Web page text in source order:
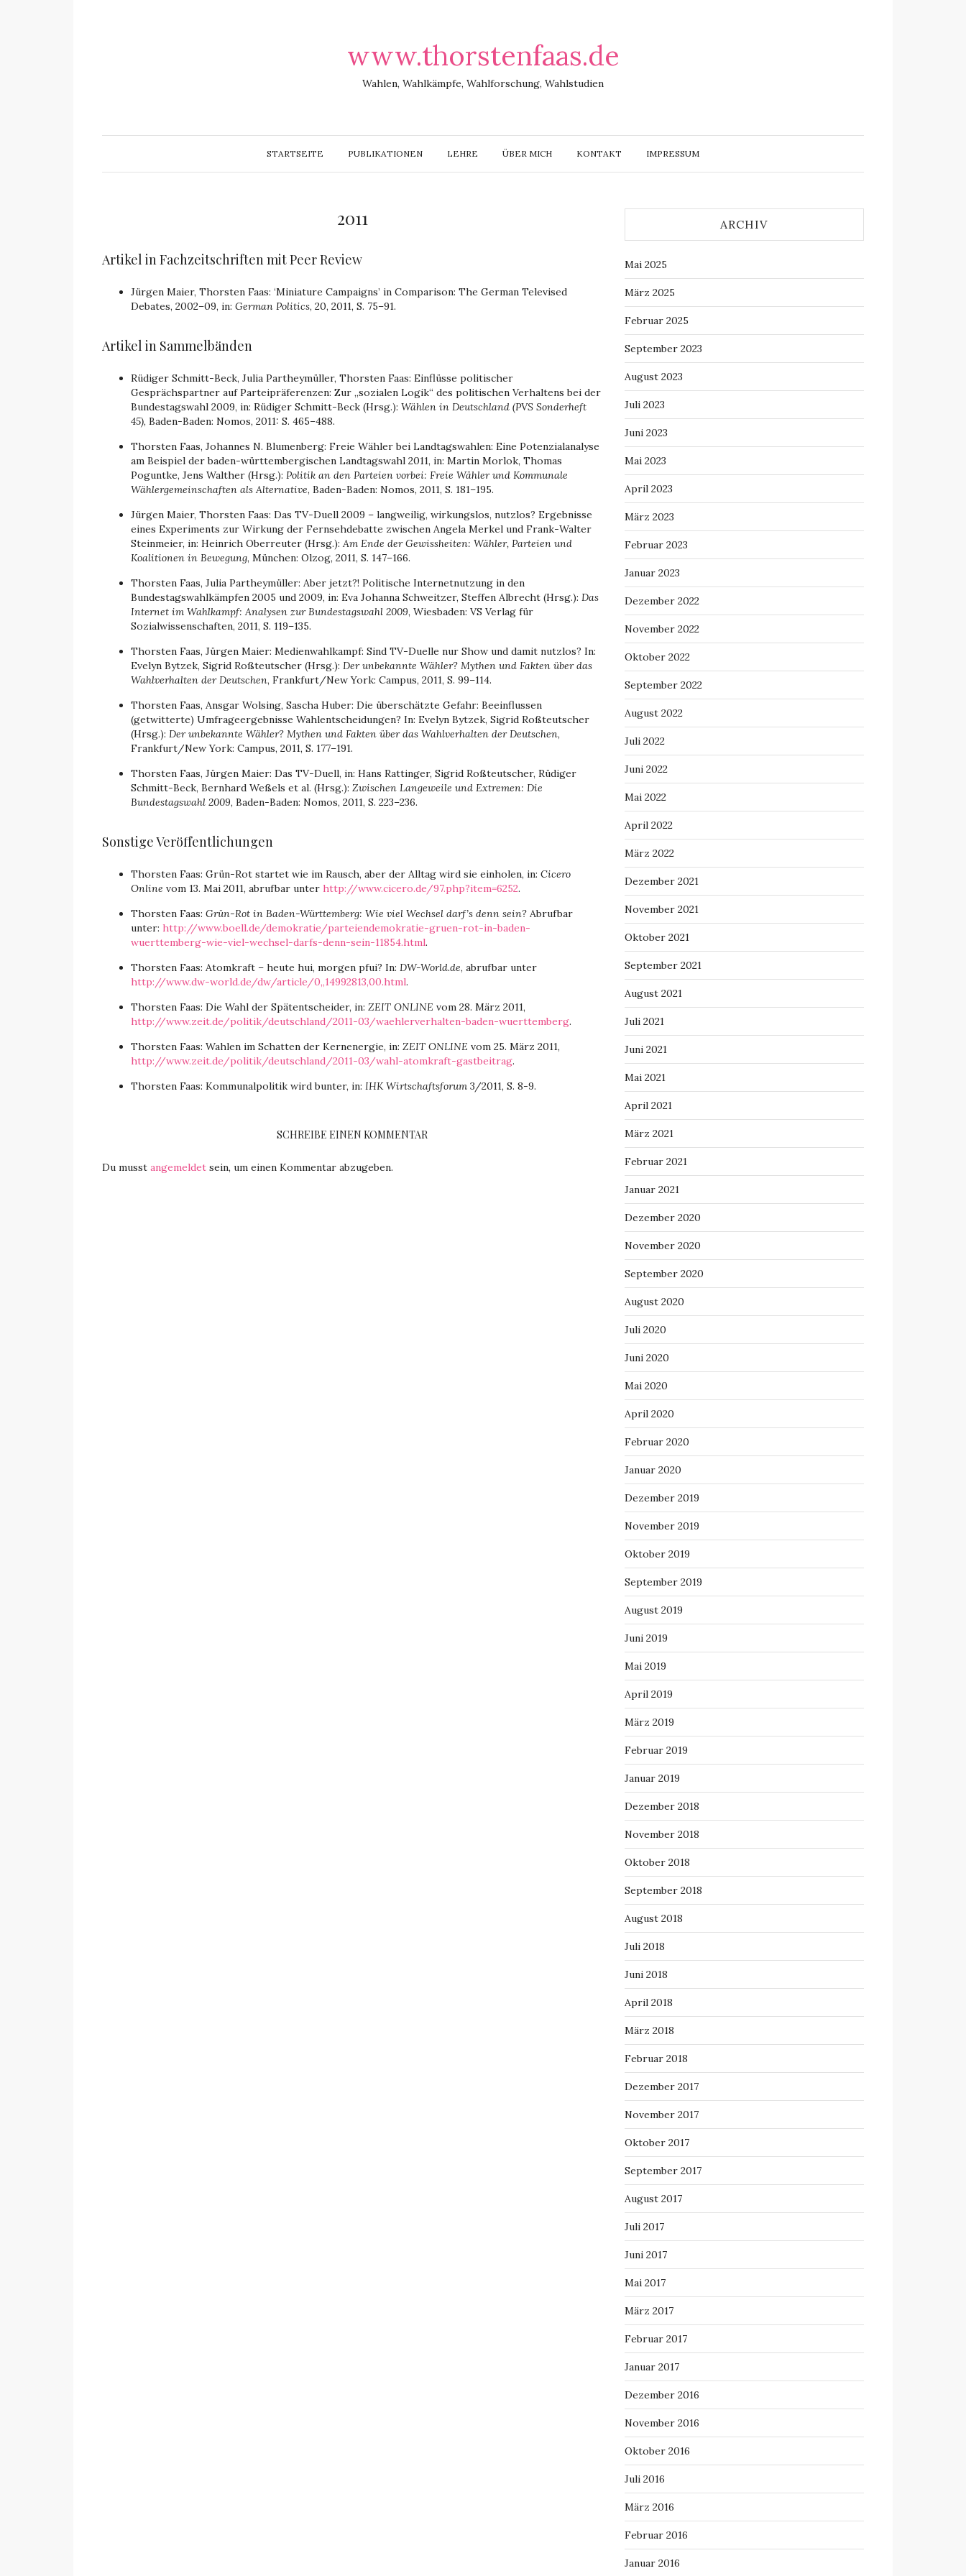
www.thorstenfaas.de
Wahlen, Wahlkämpfe, Wahlforschung, Wahlstudien
STARTSEITE PUBLIKATIONEN LEHRE ÜBER MICH KONTAKT IMPRESSUM
2011
Artikel in Fachzeitschriften mit Peer Review
Jürgen Maier, Thorsten Faas: ‘Miniature Campaigns’ in Comparison: The German Televised
Debates, 2002–09, in: German Politics, 20, 2011, S. 75–91.
Artikel in Sammelbänden
Rüdiger Schmitt-Beck, Julia Partheymüller, Thorsten Faas: Einflüsse politischer
Gesprächspartner auf Parteipräferenzen: Zur „sozialen Logik“ des politischen Verhaltens bei der
Bundestagswahl 2009, in: Rüdiger Schmitt-Beck (Hrsg.): Wählen in Deutschland (PVS Sonderheft
45), Baden-Baden: Nomos, 2011: S. 465–488.
Thorsten Faas, Johannes N. Blumenberg: Freie Wähler bei Landtagswahlen: Eine Potenzialanalyse
am Beispiel der baden-württembergischen Landtagswahl 2011, in: Martin Morlok, Thomas
Poguntke, Jens Walther (Hrsg.): Politik an den Parteien vorbei: Freie Wähler und Kommunale
Wählergemeinschaften als Alternative, Baden-Baden: Nomos, 2011, S. 181–195.
Jürgen Maier, Thorsten Faas: Das TV-Duell 2009 – langweilig, wirkungslos, nutzlos? Ergebnisse
eines Experiments zur Wirkung der Fernsehdebatte zwischen Angela Merkel und Frank-Walter
Steinmeier, in: Heinrich Oberreuter (Hrsg.): Am Ende der Gewissheiten: Wähler, Parteien und
Koalitionen in Bewegung, München: Olzog, 2011, S. 147–166.
Thorsten Faas, Julia Partheymüller: Aber jetzt?! Politische Internetnutzung in den
Bundestagswahlkämpfen 2005 und 2009, in: Eva Johanna Schweitzer, Steffen Albrecht (Hrsg.): Das
Internet im Wahlkampf: Analysen zur Bundestagswahl 2009, Wiesbaden: VS Verlag für
Sozialwissenschaften, 2011, S. 119–135.
Thorsten Faas, Jürgen Maier: Medienwahlkampf: Sind TV-Duelle nur Show und damit nutzlos? In:
Evelyn Bytzek, Sigrid Roßteutscher (Hrsg.): Der unbekannte Wähler? Mythen und Fakten über das
Wahlverhalten der Deutschen, Frankfurt/New York: Campus, 2011, S. 99–114.
Thorsten Faas, Ansgar Wolsing, Sascha Huber: Die überschätzte Gefahr: Beeinflussen
(getwitterte) Umfrageergebnisse Wahlentscheidungen? In: Evelyn Bytzek, Sigrid Roßteutscher
(Hrsg.): Der unbekannte Wähler? Mythen und Fakten über das Wahlverhalten der Deutschen,
Frankfurt/New York: Campus, 2011, S. 177–191.
Thorsten Faas, Jürgen Maier: Das TV-Duell, in: Hans Rattinger, Sigrid Roßteutscher, Rüdiger
Schmitt-Beck, Bernhard Weßels et al. (Hrsg.): Zwischen Langeweile und Extremen: Die
Bundestagswahl 2009, Baden-Baden: Nomos, 2011, S. 223–236.
Sonstige Veröffentlichungen
Thorsten Faas: Grün-Rot startet wie im Rausch, aber der Alltag wird sie einholen, in: Cicero
Online vom 13. Mai 2011, abrufbar unter http://www.cicero.de/97.php?item=6252.
Thorsten Faas: Grün-Rot in Baden-Württemberg: Wie viel Wechsel darf’s denn sein? Abrufbar
unter: http://www.boell.de/demokratie/parteiendemokratie-gruen-rot-in-baden-
wuerttemberg-wie-viel-wechsel-darfs-denn-sein-11854.html.
Thorsten Faas: Atomkraft – heute hui, morgen pfui? In: DW-World.de, abrufbar unter
http://www.dw-world.de/dw/article/0,,14992813,00.html.
Thorsten Faas: Die Wahl der Spätentscheider, in: ZEIT ONLINE vom 28. März 2011,
http://www.zeit.de/politik/deutschland/2011-03/waehlerverhalten-baden-wuerttemberg.
Thorsten Faas: Wahlen im Schatten der Kernenergie, in: ZEIT ONLINE vom 25. März 2011,
http://www.zeit.de/politik/deutschland/2011-03/wahl-atomkraft-gastbeitrag.
Thorsten Faas: Kommunalpolitik wird bunter, in: IHK Wirtschaftsforum 3/2011, S. 8-9.
SCHREIBE EINEN KOMMENTAR
Du musst angemeldet sein, um einen Kommentar abzugeben.
ARCHIV
Mai 2025
März 2025
Februar 2025
September 2023
August 2023
Juli 2023
Juni 2023
Mai 2023
April 2023
März 2023
Februar 2023
Januar 2023
Dezember 2022
November 2022
Oktober 2022
September 2022
August 2022
Juli 2022
Juni 2022
Mai 2022
April 2022
März 2022
Dezember 2021
November 2021
Oktober 2021
September 2021
August 2021
Juli 2021
Juni 2021
Mai 2021
April 2021
März 2021
Februar 2021
Januar 2021
Dezember 2020
November 2020
September 2020
August 2020
Juli 2020
Juni 2020
Mai 2020
April 2020
Februar 2020
Januar 2020
Dezember 2019
November 2019
Oktober 2019
September 2019
August 2019
Juni 2019
Mai 2019
April 2019
März 2019
Februar 2019
Januar 2019
Dezember 2018
November 2018
Oktober 2018
September 2018
August 2018
Juli 2018
Juni 2018
April 2018
März 2018
Februar 2018
Dezember 2017
November 2017
Oktober 2017
September 2017
August 2017
Juli 2017
Juni 2017
Mai 2017
März 2017
Februar 2017
Januar 2017
Dezember 2016
November 2016
Oktober 2016
Juli 2016
März 2016
Februar 2016
Januar 2016